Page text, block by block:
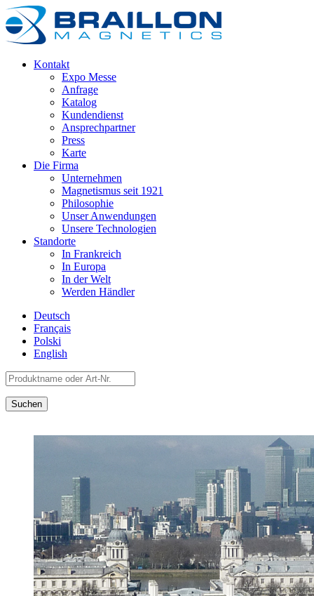
Kontakt
Expo Messe
Anfrage
Katalog
Kundendienst
Ansprechpartner
Press
Karte
Die Firma
Unternehmen
Magnetismus seit 1921
Philosophie
Unser Anwendungen
Unsere Technologien
Standorte
In Frankreich
In Europa
In der Welt
Werden Händler
Deutsch
Français
Polski
English